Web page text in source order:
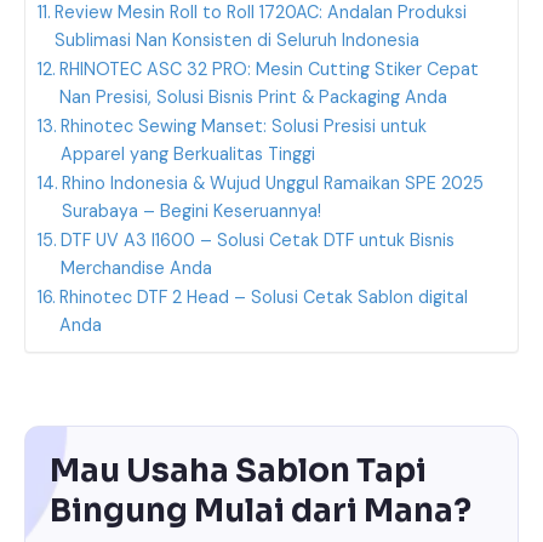
Review Mesin Roll to Roll 1720AC: Andalan Produksi
Sublimasi Nan Konsisten di Seluruh Indonesia
RHINOTEC ASC 32 PRO: Mesin Cutting Stiker Cepat
Nan Presisi, Solusi Bisnis Print & Packaging Anda
Rhinotec Sewing Manset: Solusi Presisi untuk
Apparel yang Berkualitas Tinggi
Rhino Indonesia & Wujud Unggul Ramaikan SPE 2025
Surabaya – Begini Keseruannya!
DTF UV A3 I1600 – Solusi Cetak DTF untuk Bisnis
Merchandise Anda
Rhinotec DTF 2 Head – Solusi Cetak Sablon digital
Anda
Mau Usaha Sablon Tapi
Bingung Mulai dari Mana?